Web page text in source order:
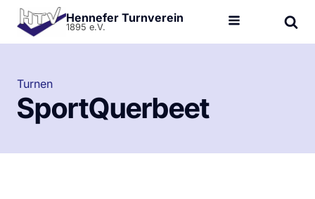
Hennefer Turnverein
1895 e.V.
Turnen
SportQuerbeet